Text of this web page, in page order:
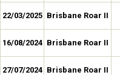
22/03/2025 Brisbane Roar II
16/08/2024 Brisbane Roar II
27/07/2024 Brisbane Roar II